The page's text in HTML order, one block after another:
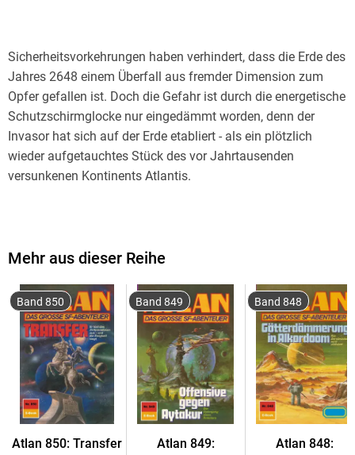
Sicherheitsvorkehrungen haben verhindert, dass die Erde des
Jahres 2648 einem Überfall aus fremder Dimension zum
Opfer gefallen ist. Doch die Gefahr ist durch die energetische
Schutzschirmglocke nur eingedämmt worden, denn der
Invasor hat sich auf der Erde etabliert - als ein plötzlich
wieder aufgetauchtes Stück des vor Jahrtausenden
können, mit dem sich die geheimnisvollen Herren von Pthor
Atlan und Razamon gelangen auf eine Welt der Wunder und
der Schrecken. Das Ziel der beiden Männer, zu denen sich
inzwischen der Fenriswolf gesellt hat, ist es, die Herren der
FESTUNG, die Beherrscher von Pthor, aufzuspüren und
schachmatt zu setzen, auf dass der Menschheit durch die
Invasion kein Schaden erwachse.
Mehr aus dieser Reihe
Band 850
Atlan 850: Transfer
Band 849
Atlan 849:
Band 848
Atlan 848: